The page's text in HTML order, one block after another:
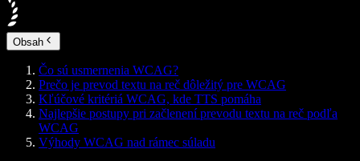
Obsah
Čo sú usmernenia WCAG?
Prečo je prevod textu na reč dôležitý pre WCAG
Kľúčové kritériá WCAG, kde TTS pomáha
Najlepšie postupy pri začlenení prevodu textu na reč podľa
WCAG
Výhody WCAG nad rámec súladu